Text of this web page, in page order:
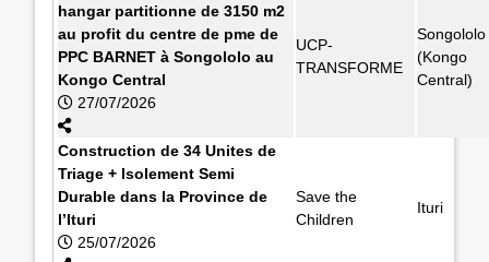
hangar partitionne de 3150 m2
au profit du centre de pme de
PPC BARNET à Songololo au
Kongo Central
27/07/2026
UCP-
TRANSFORME
Songololo
(Kongo
Central)
Construction de 34 Unites de
Triage + Isolement Semi
Durable dans la Province de
l’Ituri
25/07/2026
Save the
Children
Ituri